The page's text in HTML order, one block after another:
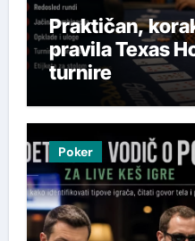
Praktičan,
pravila Texas
turnire
Poker